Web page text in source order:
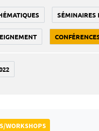
SÉMINAIRES
WORKSHOPS